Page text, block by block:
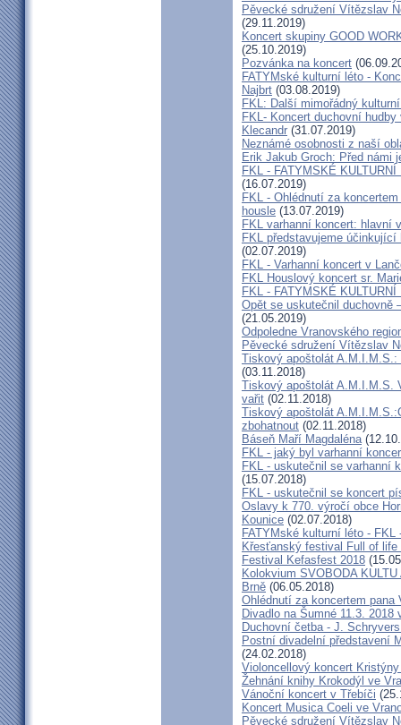
Pěvecké sdružení Vítězslav
(29.11.2019)
Koncert skupiny GOOD
(25.10.2019)
Pozvánka na koncert
FATYMské kulturní léto -
Najbrt (03.08.2019)
FKL: Další mimořádný
FKL- Koncert duchovní
Klecandr (31.07.2019)
Neznámé osobnosti z naší
Erik Jakub Groch: Před námi
FKL - FATYMSKÉ
(16.07.2019)
FKL - Ohlédnutí za
housle (13.07.2019)
FKL varhanní koncert: hlavní
FKL představujeme
(02.07.2019)
FKL - Varhanní koncert v
FKL Houslový koncert sr.
FKL - FATYMSKÉ KULTURNÍ
Opět se uskutečnil duchovně
(21.05.2019)
Odpoledne Vranovského
Pěvecké sdružení Vítězslav
Tiskový apoštolát
(03.11.2018)
Tiskový apoštolát A.M.I.M.S.
vařit (02.11.2018)
Tiskový apoštolát
zbohatnout (02.11.2018)
Báseň Maří Magdaléna
FKL - jaký byl varhanní
FKL - uskutečnil se varhanní
(15.07.2018)
FKL - uskutečnil se koncert
Oslavy k 770. výročí obce
Kounice (02.07.2018)
FATYMské kulturní léto - FKL
Křesťanský festival Full of life
Festival Kefasfest 2018
Kolokvium SVOBODA
Brně (06.05.2018)
Ohlédnutí za koncertem pana
Divadlo na Šumné 11.3. 2018
Duchovní četba - J.
Postní divadelní představení
(24.02.2018)
Violoncellový koncert
Žehnání knihy Krokodýl ve
Vánoční koncert v Třebíči
Koncert Musica Coeli ve
Pěvecké sdružení Vítězslav